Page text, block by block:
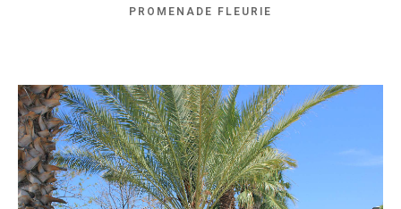
PROMENADE FLEURIE